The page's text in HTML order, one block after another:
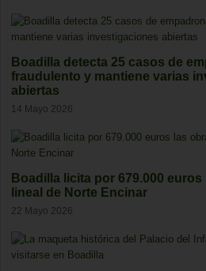
Boadilla detecta 25 casos de
fraudulento y mantiene varias
abiertas
14 Mayo 2026
Boadilla licita por 679.000
lineal de Norte Encinar
22 Mayo 2026